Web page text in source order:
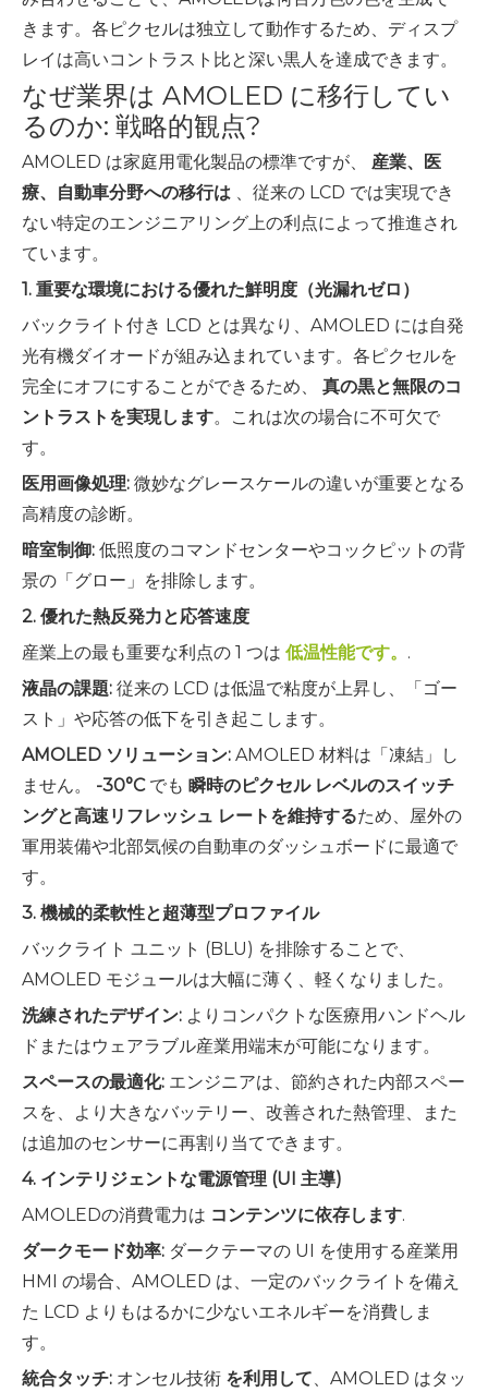
きます。各ピクセルは独立して動作するため、ディスプ
レイは高いコントラスト比と深い黒人を達成できます。
なぜ業界は AMOLED に移行してい
るのか: 戦略的観点?
AMOLED は家庭用電化製品の標準ですが、 産業、医
療、自動車分野への移行は 、従来の LCD では実現でき
ない特定のエンジニアリング上の利点によって推進され
ています。
1. 重要な環境における優れた鮮明度（光漏れゼロ）
バックライト付き LCD とは異なり、AMOLED には自発
光有機ダイオードが組み込まれています。各ピクセルを
完全にオフにすることができるため、 真の黒と無限のコ
ントラストを実現します。これは次の場合に不可欠で
す。
医用画像処理: 微妙なグレースケールの違いが重要となる
高精度の診断。
暗室制御: 低照度のコマンドセンターやコックピットの背
景の「グロー」を排除します。
2. 優れた熱反発力と応答速度
産業上の最も重要な利点の 1 つは 低温性能です。 .
液晶の課題: 従来の LCD は低温で粘度が上昇し、「ゴー
スト」や応答の低下を引き起こします。
AMOLED ソリューション: AMOLED 材料は「凍結」し
ません。 -30°Cでも 瞬時のピクセル レベルのスイッチ
ングと高速リフレッシュ レートを維持するため、屋外の
軍用装備や北部気候の自動車のダッシュボードに最適で
す。
3. 機械的柔軟性と超薄型プロファイル
バックライト ユニット (BLU) を排除することで、
AMOLED モジュールは大幅に薄く、軽くなりました。
洗練されたデザイン: よりコンパクトな医療用ハンドヘル
ドまたはウェアラブル産業用端末が可能になります。
スペースの最適化: エンジニアは、節約された内部スペー
スを、より大きなバッテリー、改善された熱管理、また
は追加のセンサーに再割り当てできます。
4. インテリジェントな電源管理 (UI 主導)
AMOLEDの消費電力は コンテンツに依存します.
ダークモード効率: ダークテーマの UI を使用する産業用
HMI の場合、AMOLED は、一定のバックライトを備え
た LCD よりもはるかに少ないエネルギーを消費しま
す。
統合タッチ: オンセル技術 を利用して 、AMOLED はタッ